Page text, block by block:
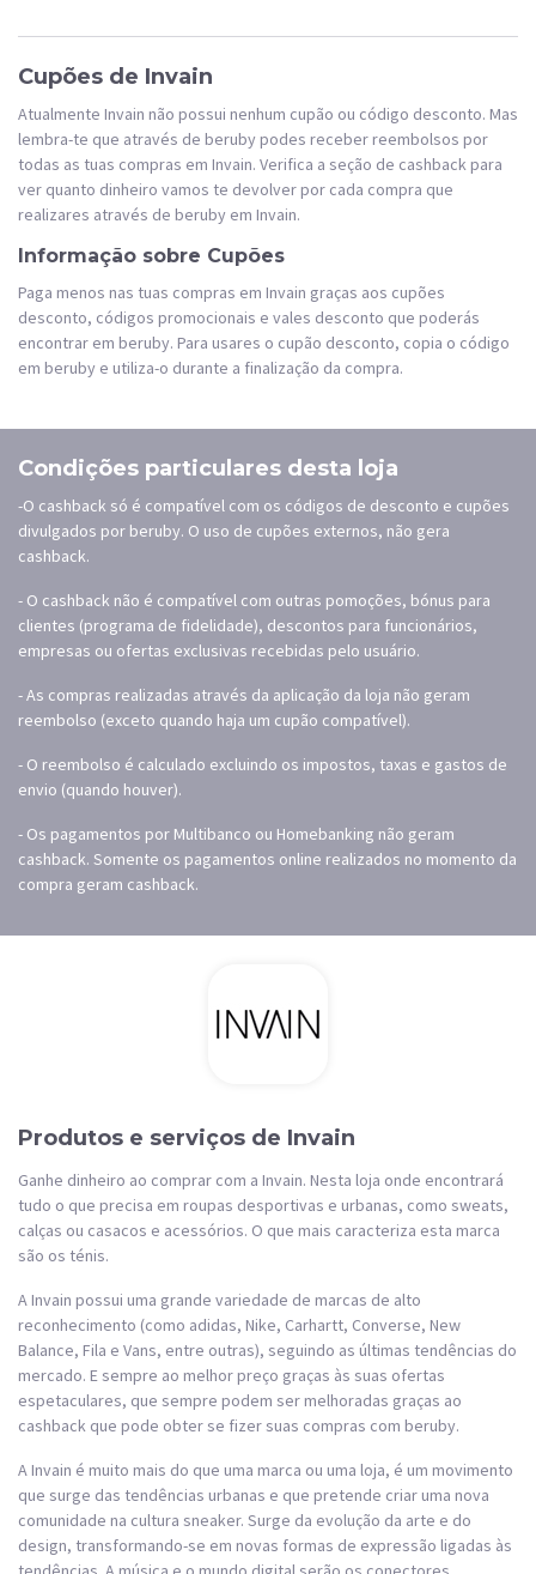
Cupões de Invain
Atualmente Invain não possui nenhum cupão ou código desconto. Mas
lembra-te que através de beruby podes receber reembolsos por
todas as tuas compras em Invain. Verifica a seção de cashback para
ver quanto dinheiro vamos te devolver por cada compra que
realizares através de beruby em Invain.
Informação sobre Cupões
Paga menos nas tuas compras em Invain graças aos cupões
desconto, códigos promocionais e vales desconto que poderás
encontrar em beruby. Para usares o cupão desconto, copia o código
em beruby e utiliza-o durante a finalização da compra.
Condições particulares desta loja
-O cashback só é compatível com os códigos de desconto e cupões
divulgados por beruby. O uso de cupões externos, não gera
cashback.
- O cashback não é compatível com outras pomoções, bónus para
clientes (programa de fidelidade), descontos para funcionários,
empresas ou ofertas exclusivas recebidas pelo usuário.
- As compras realizadas através da aplicação da loja não geram
reembolso (exceto quando haja um cupão compatível).
- O reembolso é calculado excluindo os impostos, taxas e gastos de
envio (quando houver).
- Os pagamentos por Multibanco ou Homebanking não geram
cashback. Somente os pagamentos online realizados no momento da
compra geram cashback.
Produtos e serviços de Invain
Ganhe dinheiro ao comprar com a Invain. Nesta loja onde encontrará
tudo o que precisa em roupas desportivas e urbanas, como sweats,
calças ou casacos e acessórios. O que mais caracteriza esta marca
são os ténis.
A Invain possui uma grande variedade de marcas de alto
reconhecimento (como adidas, Nike, Carhartt, Converse, New
Balance, Fila e Vans, entre outras), seguindo as últimas tendências do
mercado. E sempre ao melhor preço graças às suas ofertas
espetaculares, que sempre podem ser melhoradas graças ao
cashback que pode obter se fizer suas compras com beruby.
A Invain é muito mais do que uma marca ou uma loja, é um movimento
que surge das tendências urbanas e que pretende criar uma nova
comunidade na cultura sneaker. Surge da evolução da arte e do
design, transformando-se em novas formas de expressão ligadas às